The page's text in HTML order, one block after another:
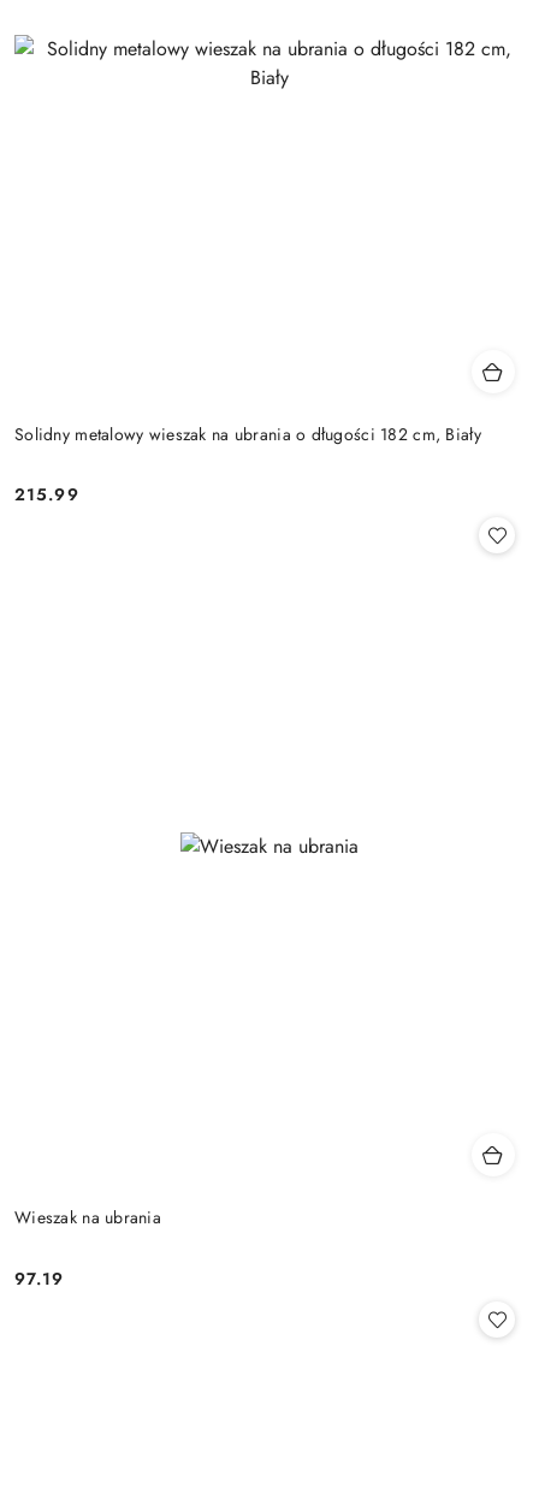
Solidny metalowy wieszak na ubrania o długości 182 cm, Biały
Cena:
215.99
Wieszak na ubrania
Cena:
97.19